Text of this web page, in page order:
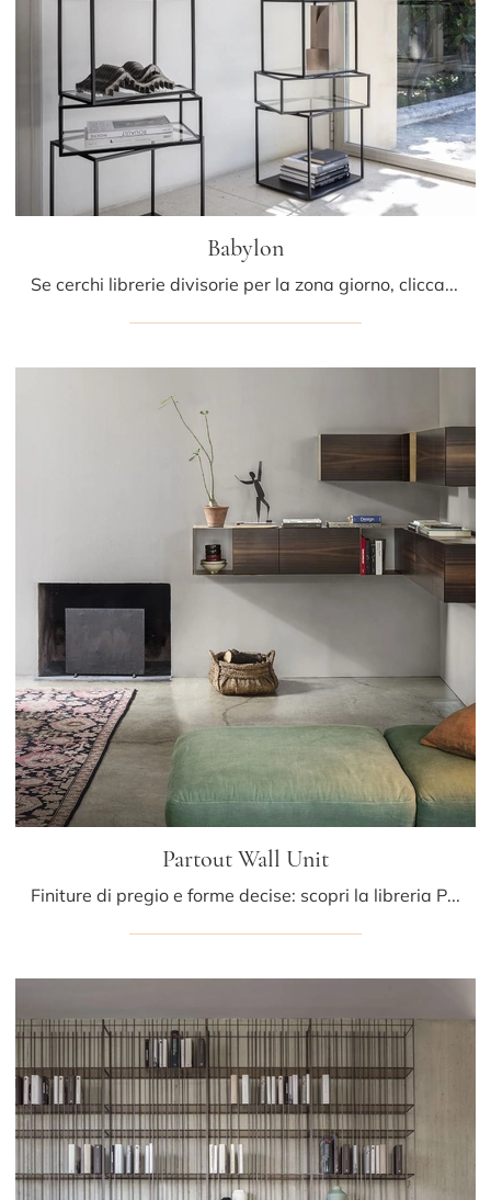
Babylon
Se cerchi librerie divisorie per la zona giorno, clicca e scopri le nostre soluzioni design: il modello Babylon Mogg ti sta aspettando!
Partout Wall Unit
Finiture di pregio e forme decise: scopri la libreria Partout Wall Unit di Mogg tra le più esclusive Librerie design sospese.